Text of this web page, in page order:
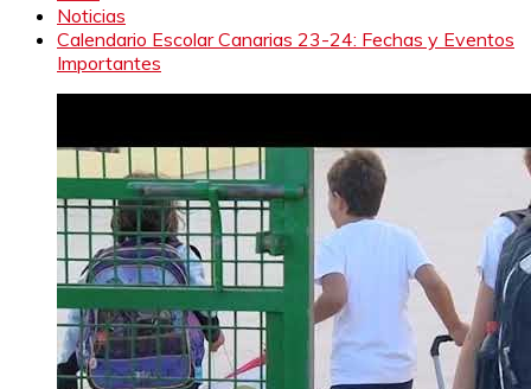
Noticias
Calendario Escolar Canarias 23-24: Fechas y Eventos
Importantes